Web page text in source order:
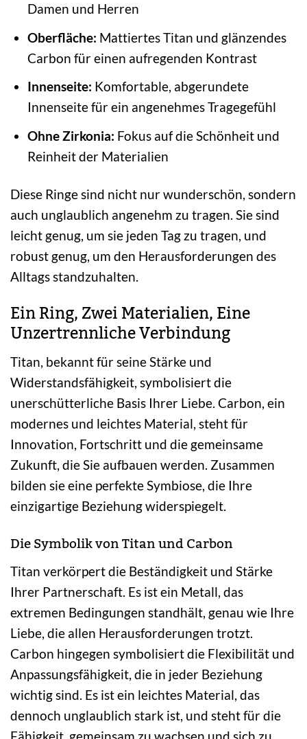
Damen und Herren
Oberfläche: Mattiertes Titan und glänzendes
Carbon für einen aufregenden Kontrast
Innenseite: Komfortable, abgerundete
Innenseite für ein angenehmes Tragegefühl
Ohne Zirkonia: Fokus auf die Schönheit und
Reinheit der Materialien
Diese Ringe sind nicht nur wunderschön, sondern
auch unglaublich angenehm zu tragen. Sie sind
leicht genug, um sie jeden Tag zu tragen, und
robust genug, um den Herausforderungen des
Alltags standzuhalten.
Ein Ring, Zwei Materialien, Eine
Unzertrennliche Verbindung
Titan, bekannt für seine Stärke und
Widerstandsfähigkeit, symbolisiert die
unerschütterliche Basis Ihrer Liebe. Carbon, ein
modernes und leichtes Material, steht für
Innovation, Fortschritt und die gemeinsame
Zukunft, die Sie aufbauen werden. Zusammen
bilden sie eine perfekte Symbiose, die Ihre
einzigartige Beziehung widerspiegelt.
Die Symbolik von Titan und Carbon
Titan verkörpert die Beständigkeit und Stärke
Ihrer Partnerschaft. Es ist ein Metall, das
extremen Bedingungen standhält, genau wie Ihre
Liebe, die allen Herausforderungen trotzt.
Carbon hingegen symbolisiert die Flexibilität und
Anpassungsfähigkeit, die in jeder Beziehung
wichtig sind. Es ist ein leichtes Material, das
dennoch unglaublich stark ist, und steht für die
Fähigkeit, gemeinsam zu wachsen und sich zu